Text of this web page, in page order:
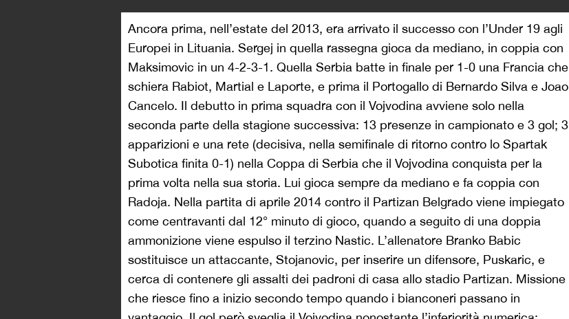
Ancora prima, nell’estate del 2013, era arrivato il successo con l’Under 19 agli
Europei in Lituania. Sergej in quella rassegna gioca da mediano, in coppia con
Maksimovic in un 4-2-3-1. Quella Serbia batte in finale per 1-0 una Francia che
schiera Rabiot, Martial e Laporte, e prima il Portogallo di Bernardo Silva e Joao
Cancelo. Il debutto in prima squadra con il Vojvodina avviene solo nella
seconda parte della stagione successiva: 13 presenze in campionato e 3 gol; 3
apparizioni e una rete (decisiva, nella semifinale di ritorno contro lo Spartak
Subotica finita 0-1) nella Coppa di Serbia che il Vojvodina conquista per la
prima volta nella sua storia. Lui gioca sempre da mediano e fa coppia con
Radoja. Nella partita di aprile 2014 contro il Partizan Belgrado viene impiegato
come centravanti dal 12° minuto di gioco, quando a seguito di una doppia
ammonizione viene espulso il terzino Nastic. L’allenatore Branko Babic
sostituisce un attaccante, Stojanovic, per inserire un difensore, Puskaric, e
cerca di contenere gli assalti dei padroni di casa allo stadio Partizan. Missione
che riesce fino a inizio secondo tempo quando i bianconeri passano in